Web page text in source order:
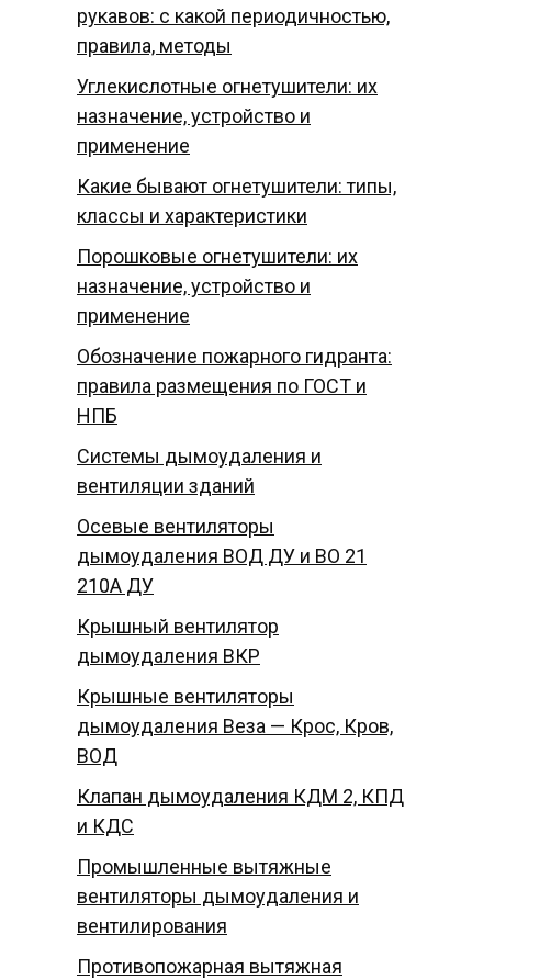
рукавов: с какой периодичностью,
правила, методы
Углекислотные огнетушители: их
назначение, устройство и
применение
Какие бывают огнетушители: типы,
классы и характеристики
Порошковые огнетушители: их
назначение, устройство и
применение
Обозначение пожарного гидранта:
правила размещения по ГОСТ и
НПБ
Системы дымоудаления и
вентиляции зданий
Осевые вентиляторы
дымоудаления ВОД ДУ и ВО 21
210А ДУ
Крышный вентилятор
дымоудаления ВКР
Крышные вентиляторы
дымоудаления Веза — Крос, Кров,
ВОД
Клапан дымоудаления КДМ 2, КПД
и КДС
Промышленные вытяжные
вентиляторы дымоудаления и
вентилирования
Противопожарная вытяжная